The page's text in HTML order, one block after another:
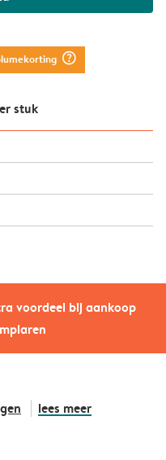
voordeel bij aankoop
question_mark_circle
stuk
lees meer